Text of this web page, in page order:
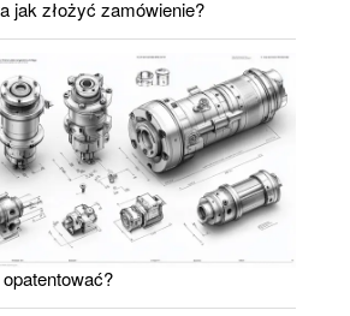
jak złożyć zamówienie?